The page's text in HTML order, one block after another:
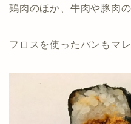
鶏肉のほか、牛肉や豚肉
フロスを使ったパンもマ